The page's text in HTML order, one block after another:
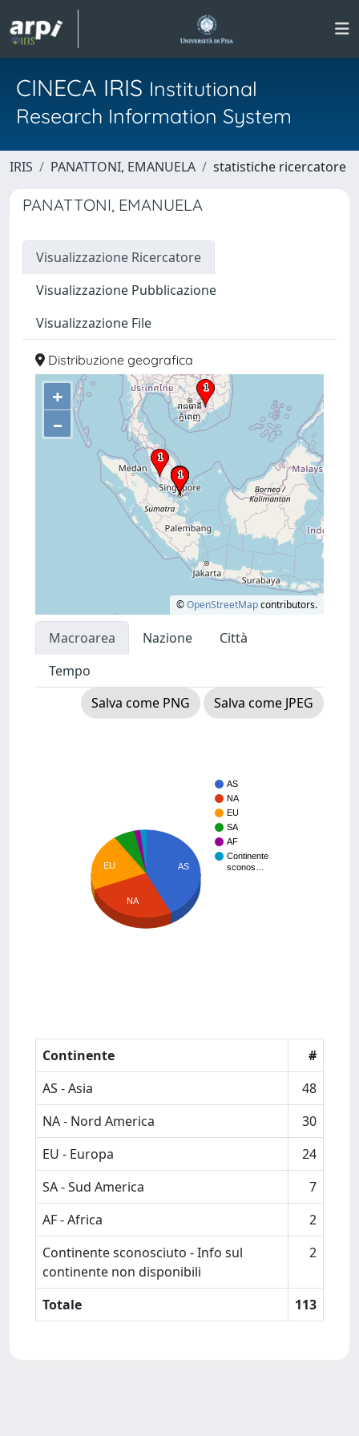
CINECA IRIS Institutional
Research Information System
IRIS PANATTONI, EMANUELA statistiche ricercatore
PANATTONI, EMANUELA
Visualizzazione Ricercatore
Visualizzazione Pubblicazione
Visualizzazione File
Distribuzione geografica
+
–
©OpenStreetMapcontributors.
Macroarea Nazione
Città
Tempo
Salva come PNG
Salva come JPEG
AS
NA
EU
SA
AF
Continente
sconos…
AS
EU
NA
Continente
#
AS - Asia
48
NA - Nord America
30
EU - Europa
24
SA - Sud America
7
AF - Africa
2
Continente sconosciuto - Info sul
continente non disponibili
2
Totale 113